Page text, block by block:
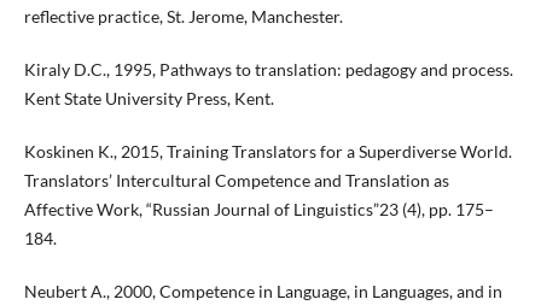
reflective practice, St. Jerome, Manchester.
Kiraly D.C., 1995, Pathways to translation: pedagogy and process.
Kent State University Press, Kent.
Koskinen K., 2015, Training Translators for a Superdiverse World.
Translators’ Intercultural Competence and Translation as
Affective Work, “Russian Journal of Linguistics”23 (4), pp. 175–
184.
Neubert A., 2000, Competence in Language, in Languages, and in